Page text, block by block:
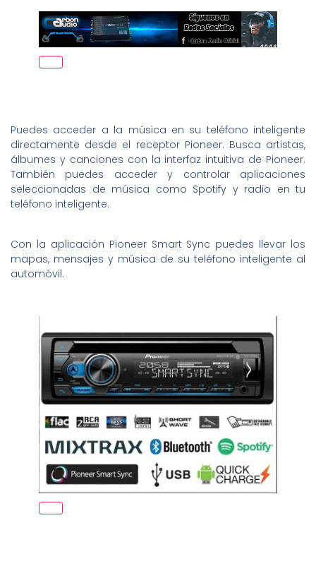
Puedes acceder a la música en su teléfono inteligente
directamente desde el receptor Pioneer. Busca artistas,
álbumes y canciones con la interfaz intuitiva de Pioneer.
También puedes acceder y controlar aplicaciones
seleccionadas de música como Spotify y radio en tu
teléfono inteligente.
Con la aplicación Pioneer Smart Sync puedes llevar los
mapas, mensajes y música de su teléfono inteligente al
automóvil.